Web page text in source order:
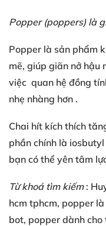
Popper (poppers) là
Popper là sản phẩm
mẽ, giúp giãn nở hậu
việc quan hệ đồng
nhẹ nhàng hơn .
Chai hít kích thích
phần chính là
bạn có thể yên tâm
Từ khoá tìm kiếm :
hcm tphcm, popper là
bot, popper dành cho